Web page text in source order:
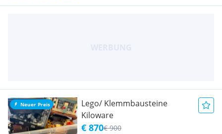
Neuer Preis
Lego/ Klemmbausteine
Kiloware
€ 870€ 900